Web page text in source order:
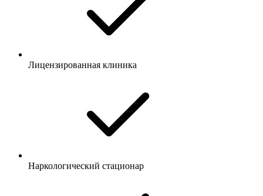
Лицензированная клиника
Наркологический стационар